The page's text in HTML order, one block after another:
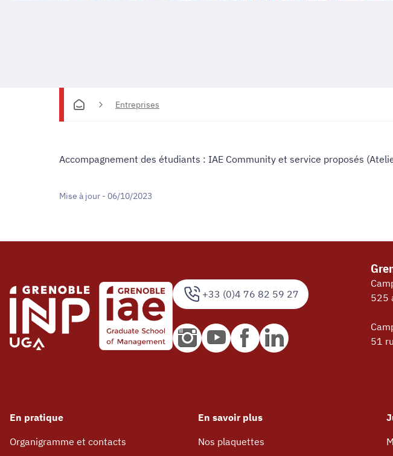
Entreprises
Accompagnement des étudiants : IAE Community et service proposés
Mise à jour - 06/10/2023
+33 (0)4 76 82 59 27
525
51
En pratique
Organigramme et contacts
En savoir plus
Nos plaquettes